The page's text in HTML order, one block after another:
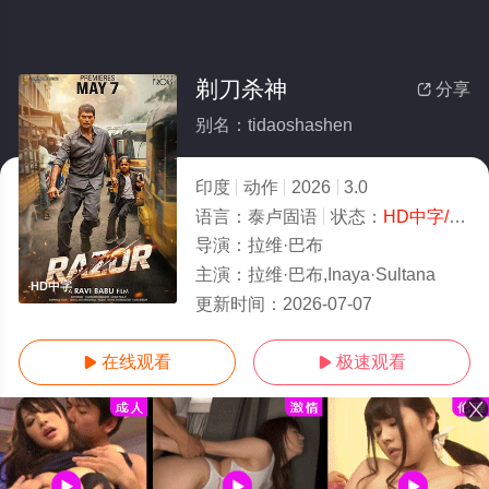
HD中字
 分享
剃刀杀神
别名：tidaoshashen
印度 动作 2026
3.0
语言： 泰卢固语 状态： HD中字/高清
导演： 拉维·巴布
主演： 拉维·巴布,Inaya·Sultana
更新时间： 2026-07-07
 在线观看  极速观看